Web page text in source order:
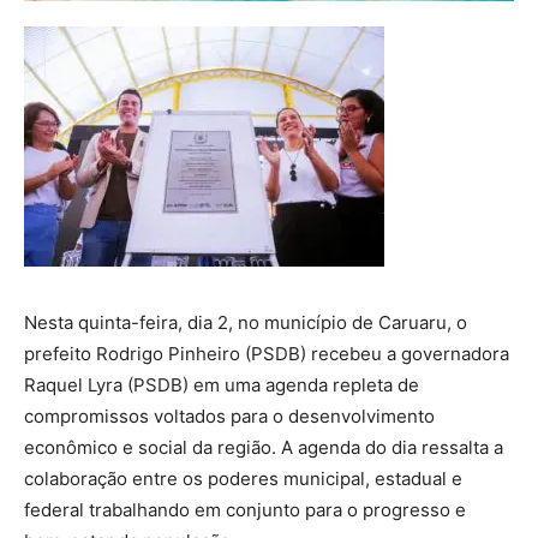
Nesta quinta-feira, dia 2, no município de Caruaru, o
prefeito Rodrigo Pinheiro (PSDB) recebeu a governadora
Raquel Lyra (PSDB) em uma agenda repleta de
compromissos voltados para o desenvolvimento
econômico e social da região. A agenda do dia ressalta a
colaboração entre os poderes municipal, estadual e
federal trabalhando em conjunto para o progresso e